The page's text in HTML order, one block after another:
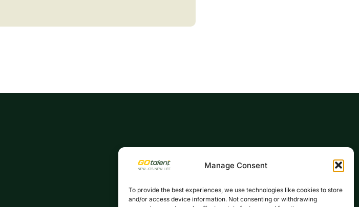
Manage Consent
To provide the best experiences, we use technologies like cookies to store
and/or access device information. Not consenting or withdrawing